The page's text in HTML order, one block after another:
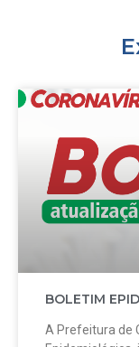
BOLETIM
A Prefeitura de